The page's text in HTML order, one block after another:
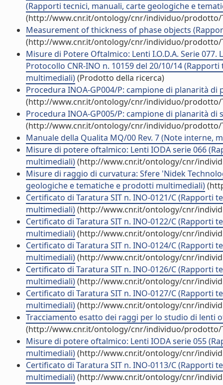
(Rapporti tecnici, manuali, carte geologiche e
(http://www.cnr.it/ontology/cnr/individuo/prodotto/
Measurement of thickness of phase objects
(http://www.cnr.it/ontology/cnr/individuo/prodotto/
Misure di Potere Oftalmico: Lenti I.O.D.A. Serie
Protocollo CNR-INO n. 10159 del 20/10/14
multimediali)(Prodotto della ricerca)
Procedura INOA-GP004/P: campione di planarità
(http://www.cnr.it/ontology/cnr/individuo/prodotto/
Procedura INOA-GP005/P: campione di planarità
(http://www.cnr.it/ontology/cnr/individuo/prodotto/
Manuale della Qualita MQ/00 Rev. 7 (Note interne,
Misure di potere oftalmico: Lenti IODA serie 066
multimediali)(http://www.cnr.it/ontology/cnr/
Misure di raggio di curvatura: Sfere 'Nidek
geologiche e tematiche e prodotti multimediali)
Certificato di Taratura SIT n. INO-0121/C
multimediali)(http://www.cnr.it/ontology/cnr/
Certificato di Taratura SIT n. INO-0122/C
multimediali)(http://www.cnr.it/ontology/cnr/
Certificato di Taratura SIT n. INO-0124/C
multimediali)(http://www.cnr.it/ontology/cnr/
Certificato di Taratura SIT n. INO-0126/C
multimediali)(http://www.cnr.it/ontology/cnr/
Certificato di Taratura SIT n. INO-0127/C
multimediali)(http://www.cnr.it/ontology/cnr/
Tracciamento esatto dei raggi per lo studio di lenti
(http://www.cnr.it/ontology/cnr/individuo/prodotto/
Misure di potere oftalmico: Lenti IODA serie 055
multimediali)(http://www.cnr.it/ontology/cnr/
Certificato di Taratura SIT n. INO-0113/C
multimediali)(http://www.cnr.it/ontology/cnr/